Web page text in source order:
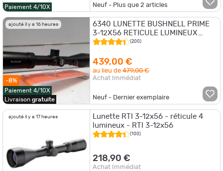
Paiement 4/10X Neuf - Plus que2 articles
ajouté il y a 16 heures
-8%
Paiement 4/10X
Livraison gratuite
6340 LUNETTE BUSHNELL PRIME
3-12X56 RETICULE LUMINEUX
NEUF PROMO 2024
(200)
439,00 €
au lieu de479,00 €
Achat Immédiat
Neuf - Dernier exemplaire
ajouté il y a 17 heures
Lunette RTI 3-12x56 - réticule 4
lumineux - RTI 3-12x56
(100)
218,90 €
Achat Immédiat